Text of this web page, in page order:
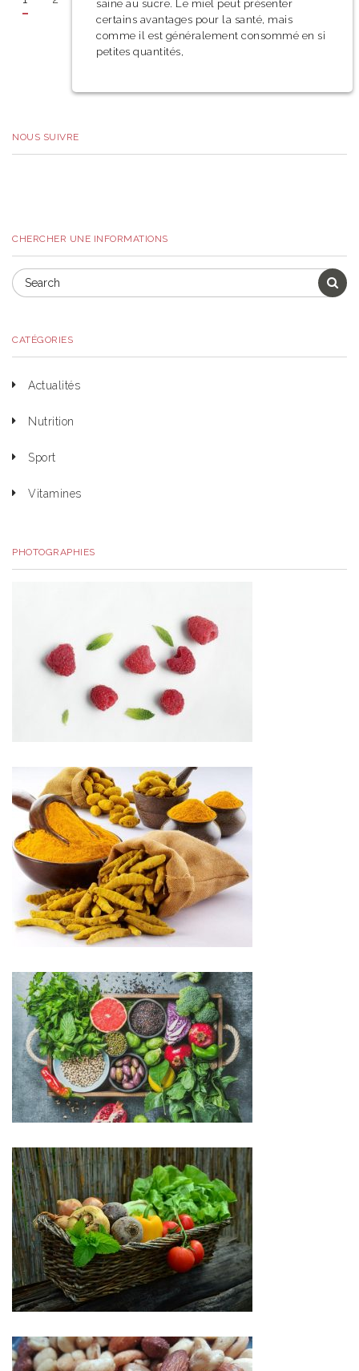
NOUS SUIVRE
CHERCHER UNE INFORMATIONS
CATÉGORIES
Actualités
Nutrition
Sport
Vitamines
PHOTOGRAPHIES
saine au sucre. Le miel peut présenter
certains avantages pour la santé, mais
comme il est généralement consommé en si
petites quantités,